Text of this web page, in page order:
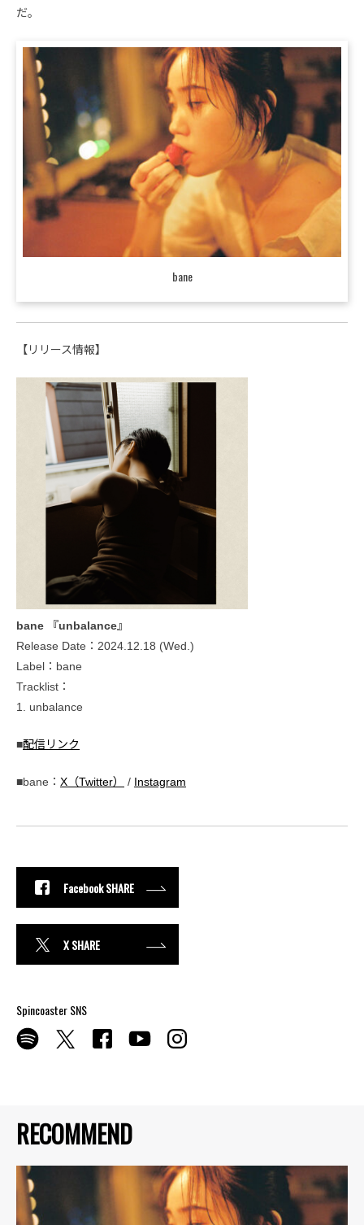
RECOMMEND
だ。
bane
【リリース情報】
bane 『unbalance』
Release Date：2024.12.18 (Wed.)
Label：bane
Tracklist：
1. unbalance
■配信リンク
■bane： X（Twitter） / Instagram
Facebook SHARE
X SHARE
Spincoaster SNS